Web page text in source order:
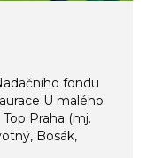
fondu
U malého
Praha (mj.
Bosák,